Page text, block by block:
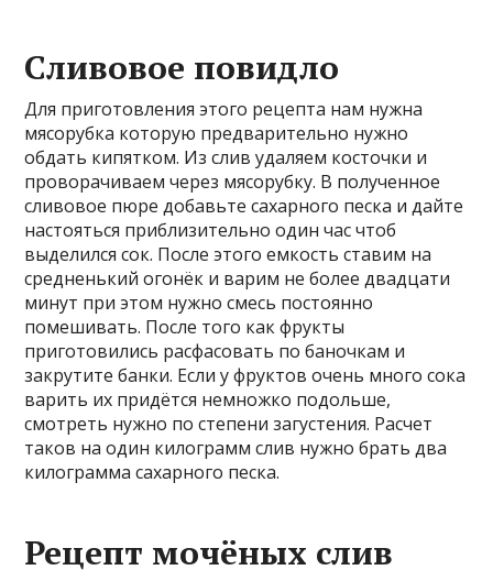
Сливовое повидло
Для приготовления этого рецепта нам нужна
мясорубка которую предварительно нужно
обдать кипятком. Из слив удаляем косточки и
проворачиваем через мясорубку. В полученное
сливовое пюре добавьте сахарного песка и дайте
настояться приблизительно один час чтоб
выделился сок. После этого емкость ставим на
средненький огонёк и варим не более двадцати
минут при этом нужно смесь постоянно
помешивать. После того как фрукты
приготовились расфасовать по баночкам и
закрутите банки. Если у фруктов очень много сока
варить их придётся немножко подольше,
смотреть нужно по степени загустения. Расчет
таков на один килограмм слив нужно брать два
килограмма сахарного песка.
Рецепт мочёных слив